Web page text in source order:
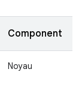
Component
Noyau